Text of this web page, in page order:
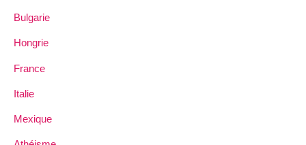
Bulgarie
Hongrie
France
Italie
Mexique